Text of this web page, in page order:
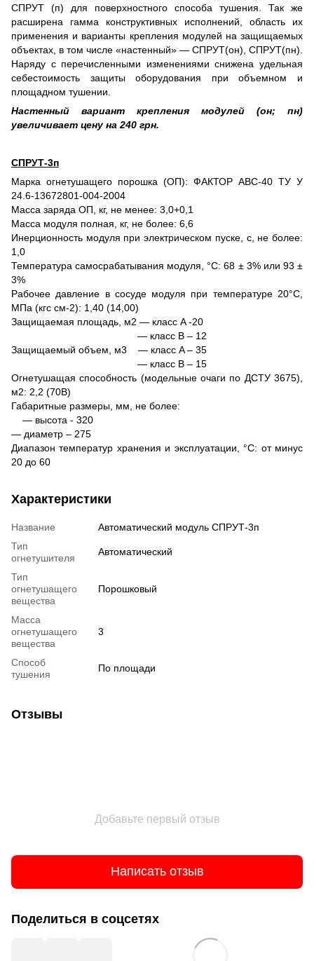
СПРУТ (п) для поверхностного способа тушения. Так же
расширена гамма конструктивных исполнений, область их
применения и варианты крепления модулей на защищаемых
объектах, в том числе «настенный» — СПРУТ(он), СПРУТ(пн).
Наряду с перечисленными изменениями снижена удельная
себестоимость защиты оборудования при объемном и
площадном тушении.
Настенный вариант крепления модулей (он; пн)
увеличивает цену на 240 грн.
СПРУТ-3п
Марка огнетушащего порошка (ОП): ФАКТОР АВС-40 ТУ У
24.6-13672801-004-2004
Масса заряда ОП, кг, не менее: 3,0+0,1
Масса модуля полная, кг, не более: 6,6
Инерционность модуля при электрическом пуске, с, не более:
1,0
Температура самосрабатывания модуля, °С: 68 ± 3% или 93 ±
3%
Рабочее давление в сосуде модуля при температуре 20°C,
МПа (кгс см-2): 1,40 (14,00)
Защищаемая площадь, м2 — класс A -20
— класс B – 12
Защищаемый объем, м3 — класс A – 35
— класс B – 15
Огнетушащая способность (модельные очаги по ДСТУ 3675),
м2: 2,2 (70В)
Габаритные размеры, мм, не более:
— высота - 320
— диаметр – 275
Диапазон температур хранения и эксплуатации, °C: от минус
20 до 60
Характеристики
Название
Автоматический модуль СПРУТ-3п
Тип
огнетушителя
Автоматический
Тип
огнетушащего
вещества
Порошковый
Масса
огнетушащего
вещества
3
Способ
тушения
По площади
Отзывы
Добавьте первый отзыв
Написать отзыв
Поделиться в соцсетях